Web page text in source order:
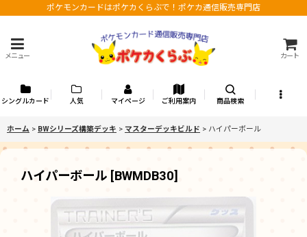
ポケモンカードはポケカくらぶで！ポケカ通信販売専門店
メニュー カート
シングルカード 人気 マイページ ご利用案内 商品検索
ホーム > BWシリーズ構築デッキ > マスターデッキビルド > ハイパーボール
ハイパーボール [BWMDB30]